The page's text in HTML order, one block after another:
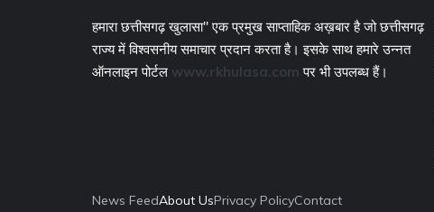
हमारा छत्तीसगढ़ खुलासा" एक प्रमुख साप्ताहिक अख़बार है जो छत्तीसगढ़
राज्य में विश्वसनीय समाचार प्रदान करता है। इसके साथ हमारे उन्नत
ऑनलाइन पोर्टल www.rkhulasa.com पर भी उपलब्ध हैं।
News FeedAbout UsPrivacy PolicyContact